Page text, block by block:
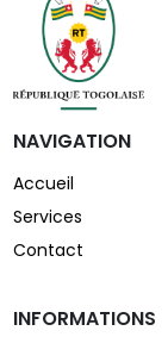
NAVIGATION
Accueil
Services
Contact
INFORMATIONS